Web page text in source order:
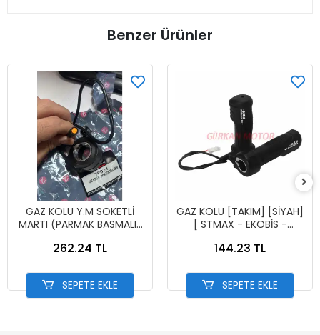
Benzer Ürünler
GAZ KOLU Y.M SOKETLİ
MARTI (PARMAK BASMALI)
CM
262.24 TL
SEPETE EKLE
GAZ KOLU [TAKIM] [SİYAH]
[ STMAX - EKOBİS -
144.23 TL
SEPETE EKLE